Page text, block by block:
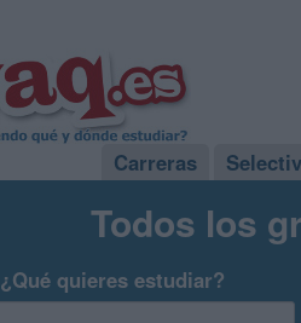
Carreras
Todos los
¿Qué quieres estudiar?